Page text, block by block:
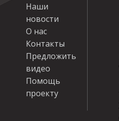
Наши
новости
О нас
Контакты
Предложить
видео
Помощь
проекту